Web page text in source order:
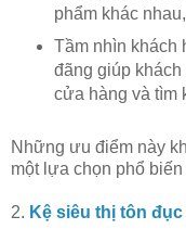
phẩm khác
Tầm nhìn khách
đãng giúp
cửa hàng và tìm
Những ưu điểm này
một lựa chọn phổ
2. Kệ siêu thị tôn đục